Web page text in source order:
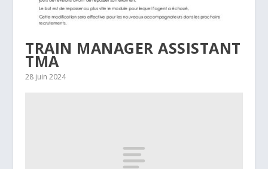
TRAIN MANAGER ASSISTANT
TMA
28 juin 2024